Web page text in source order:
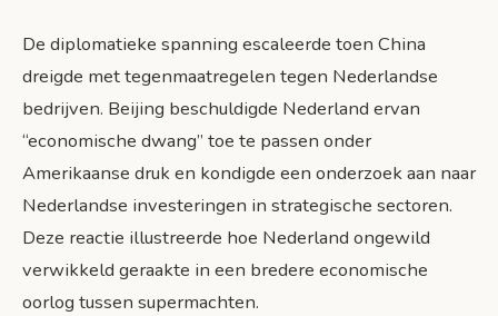
De diplomatieke spanning escaleerde toen China
dreigde met tegenmaatregelen tegen Nederlandse
bedrijven. Beijing beschuldigde Nederland ervan
“economische dwang” toe te passen onder
Amerikaanse druk en kondigde een onderzoek aan naar
Nederlandse investeringen in strategische sectoren.
Deze reactie illustreerde hoe Nederland ongewild
verwikkeld geraakte in een bredere economische
oorlog tussen supermachten.